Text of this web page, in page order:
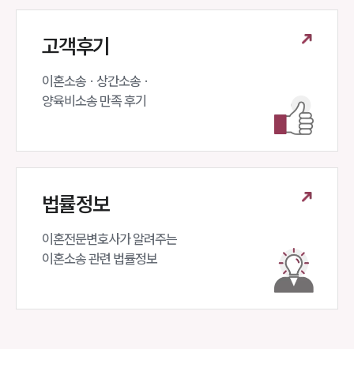
고객후기
이혼소송 · 상간소송 ·
양육비소송 만족 후기
법률정보
이혼전문변호사가 알려주는
이혼소송 관련 법률정보